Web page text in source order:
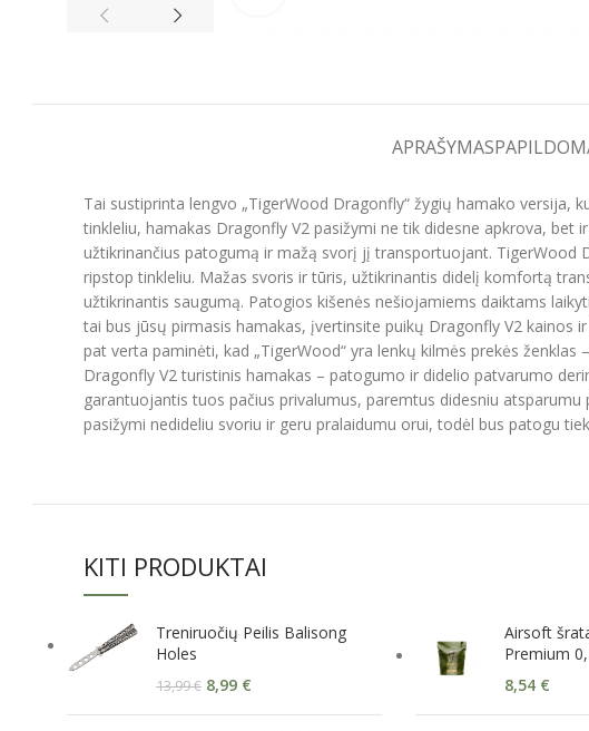
APRAŠYMAS
Tai sustiprinta lengvo „TigerWood Dragonfly“ žygių hamako
tinkleliu, hamakas Dragonfly V2 pasižymi ne tik didesne apkrova,
užtikrinančius patogumą ir mažą svorį jį transportuojant. TigerWood
ripstop tinkleliu. Mažas svoris ir tūris, užtikrinantis didelį komfortą
užtikrinantis saugumą. Patogios kišenės nešiojamiems daiktams
tai bus jūsų pirmasis hamakas, įvertinsite puikų Dragonfly V2 kainos
pat verta paminėti, kad „TigerWood“ yra lenkų kilmės prekės
Dragonfly V2 turistinis hamakas – patogumo ir didelio patvarumo
garantuojantis tuos pačius privalumus, paremtus didesniu
pasižymi nedideliu svoriu ir geru pralaidumu orui, todėl bus patogu
KITI PRODUKTAI
Treniruočių Peilis Balisong
Holes
13,99€ 8,99 €
Airsoft
Premium
8,54 €